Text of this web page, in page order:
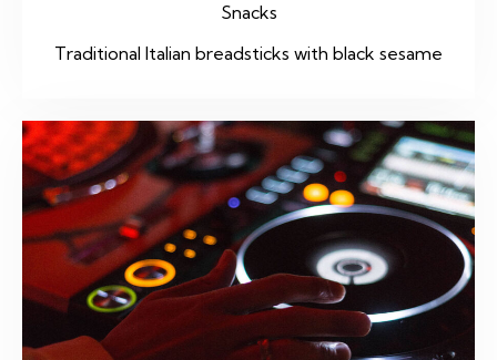
Snacks
Traditional Italian breadsticks with black sesame